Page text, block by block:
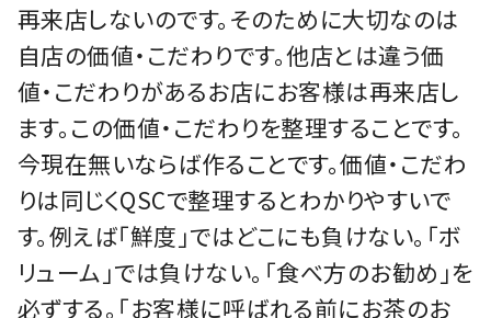
再来店しないのです。そのために大切なのは
自店の価値・こだわりです。他店とは違う価
値・こだわりがあるお店にお客様は再来店し
ます。この価値・こだわりを整理することです。
今現在無いならば作ることです。価値・こだわ
りは同じくQSCで整理するとわかりやすいで
す。例えば「鮮度」ではどこにも負けない。「ボ
リューム」では負けない。「食べ方のお勧め」を
必ずする。「お客様に呼ばれる前にお茶のお